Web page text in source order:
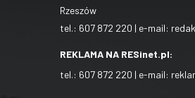
Rzeszów
tel.: 607 872 220 | e-mail:
REKLAMA NA RESinet.pl:
tel.: 607 872 220 | e-mail: